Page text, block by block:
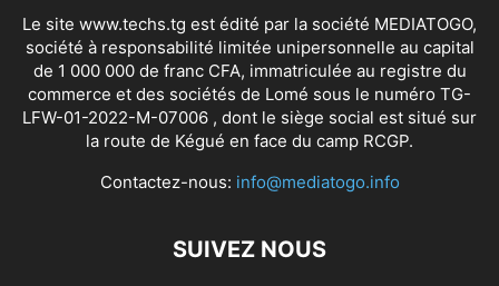
Le site www.techs.tg est édité par la société MEDIATOGO,
société à responsabilité limitée unipersonnelle au capital
de 1 000 000 de franc CFA, immatriculée au registre du
commerce et des sociétés de Lomé sous le numéro TG-
LFW-01-2022-M-07006 , dont le siège social est situé sur
la route de Kégué en face du camp RCGP.
Contactez-nous: info@mediatogo.info
SUIVEZ NOUS